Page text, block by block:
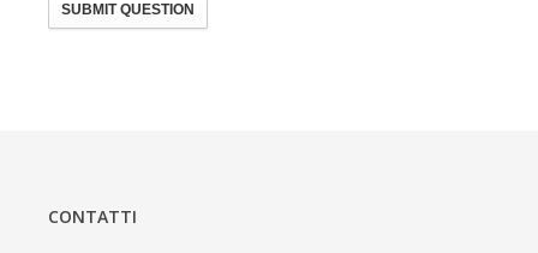
SUBMIT QUESTION
CONTATTI